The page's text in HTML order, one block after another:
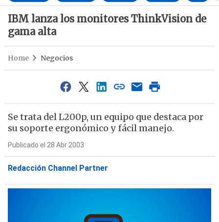
IBM lanza los monitores ThinkVision de
gama alta
Home Negocios
Se trata del L200p, un equipo que destaca por
su soporte ergonómico y fácil manejo.
Publicado el 28 Abr 2003
Redacción Channel Partner